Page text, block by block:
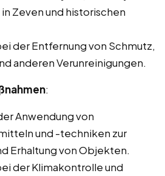
Zeven und historischen
der Entfernung von Schmutz,
anderen Verunreinigungen.
:
Anwendung von
und -techniken zur
Erhaltung von Objekten.
der Klimakontrolle und